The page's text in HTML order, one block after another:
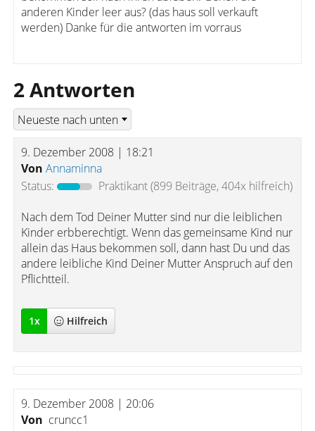
anderen Kinder leer aus? (das haus soll verkauft
werden) Danke für die antworten im vorraus
2 Antworten
9. Dezember 2008 | 18:21
Von Annaminna
Status:
Praktikant(899 Beiträge, 404x hilfreich)
Nach dem Tod Deiner Mutter sind nur die leiblichen
Kinder erbberechtigt. Wenn das gemeinsame Kind nur
allein das Haus bekommen soll, dann hast Du und das
andere leibliche Kind Deiner Mutter Anspruch auf den
Pflichtteil.
1x Hilfreich
9. Dezember 2008 | 20:06
Von cruncc1